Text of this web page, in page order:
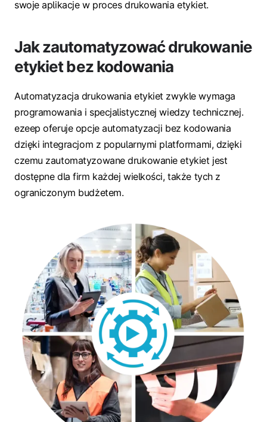
swoje aplikacje w proces drukowania etykiet.
Jak zautomatyzować drukowanie
etykiet bez kodowania
Automatyzacja drukowania etykiet zwykle wymaga
programowania i specjalistycznej wiedzy technicznej.
ezeep oferuje opcje automatyzacji bez kodowania
dzięki integracjom z popularnymi platformami, dzięki
czemu zautomatyzowane drukowanie etykiet jest
dostępne dla firm każdej wielkości, także tych z
ograniczonym budżetem.